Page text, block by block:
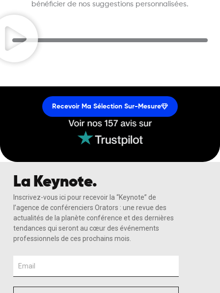
bénéficier de nos suggestions personnalisées.
Recevoir Ma Sélection Sur-Mesure
La Keynote.
Inscrivez-vous ici pour recevoir la “Keynote” de
l’agence de conférenciers Orators : une revue des
actualités de la planète conférence et des dernières
tendances qui seront au cœur des événements
professionnels de ces prochains mois.